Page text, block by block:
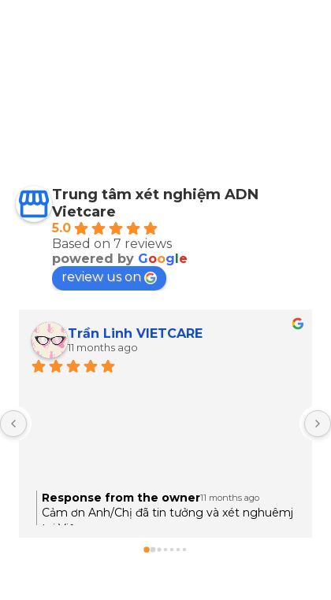
Trung tâm xét nghiệm ADN
Vietcare
5.0
Based on 7 reviews
powered by Google
review us on
trường phạm minh
11 months ago
Response from the owner11 months ago
Cảm ơn anh Trường đã tin tưởng lựa chọn và
phản hồi tích cực sau khi sử dụng dịch vụ. Nếu
cần hỗ trợ pháp lý hoặc các giấy tờ liên quan